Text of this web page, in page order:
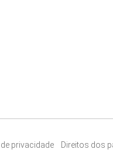
privacidade Direitos dos